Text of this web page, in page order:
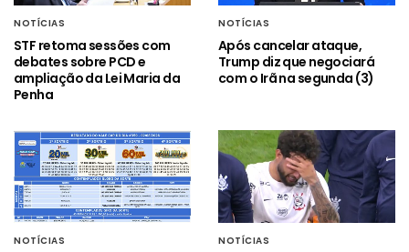
NOTÍCIAS
STF retoma sessões com
debates sobre PCD e
ampliação da Lei Maria da
Penha
NOTÍCIAS
Após cancelar ataque,
Trump diz que negociará
com o Irã na segunda (3)
NOTÍCIAS NOTÍCIAS